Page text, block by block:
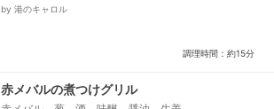
by 港のキャロル
調理時間：約15分
赤メバルの煮つけグリル